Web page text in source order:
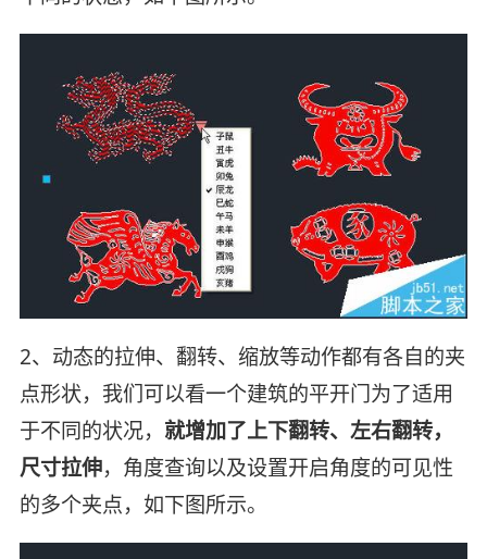
2、动态的拉伸、翻转、缩放等动作都有各自的夹
点形状，我们可以看一个建筑的平开门为了适用
于不同的状况， 就增加了上下翻转、左右翻转，
尺寸拉伸，角度查询以及设置开启角度的可见性
的多个夹点，如下图所示。